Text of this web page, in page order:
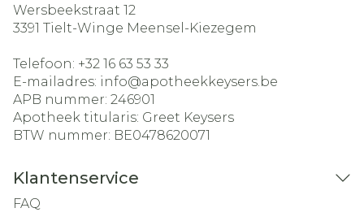
Wersbeekstraat 12
3391 Tielt-Winge Meensel-Kiezegem
Telefoon: +32 16 63 53 33
E-mailadres: info@apotheekkeysers.be
APB nummer: 246901
Apotheek titularis: Greet Keysers
BTW nummer: BE0478620071
Klantenservice
FAQ